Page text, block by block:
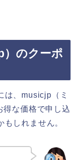
のクーポ
は、musicjp（ミ
得な価格で申し込
しれません。